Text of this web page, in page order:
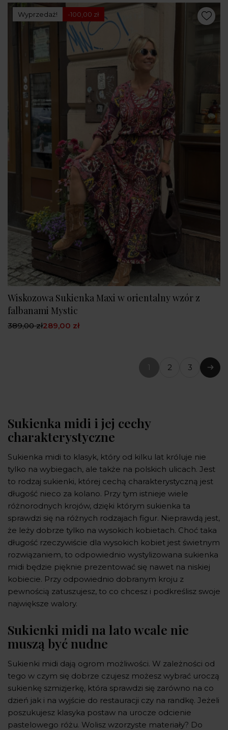
Wyprzedaż! -100,00 zł
Wiskozowa Sukienka Maxi w orientalny wzór z
falbanami Mystic
389,00 zł289,00 zł
1(bieżąca
strona)
2 3
Sukienka midi i jej cechy
charakterystyczne
Sukienka midi to klasyk, który od kilku lat króluje nie
tylko na wybiegach, ale także na polskich ulicach. Jest
to rodzaj sukienki, której cechą charakterystyczną jest
długość nieco za kolano. Przy tym istnieje wiele
różnorodnych krojów, dzięki którym sukienka ta
sprawdzi się na różnych rodzajach figur. Nieprawdą jest,
że leży dobrze tylko na wysokich kobietach. Choć taka
długość rzeczywiście dla wysokich kobiet jest świetnym
rozwiązaniem, to odpowiednio wystylizowana sukienka
midi będzie pięknie prezentować się nawet na niskiej
kobiecie. Przy odpowiednio dobranym kroju z
pewnością zatuszujesz, to co chcesz i podkreślisz swoje
największe walory.
Sukienki midi na lato wcale nie
muszą być nudne
Sukienki midi dają ogrom możliwości. W zależności od
tego w czym się dobrze czujesz możesz wybrać uroczą
sukienkę szmizjerkę, która sprawdzi się zarówno na co
dzień jak i na wyjście do restauracji czy na randkę. Jeżeli
poszukujesz klasyka postaw na urocze odcienie
pastelowego różu. Wolisz wzorzyste materiały? Do